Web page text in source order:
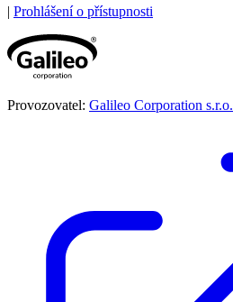
| Prohlášení o přístupnosti
Provozovatel: Galileo Corporation s.r.o.